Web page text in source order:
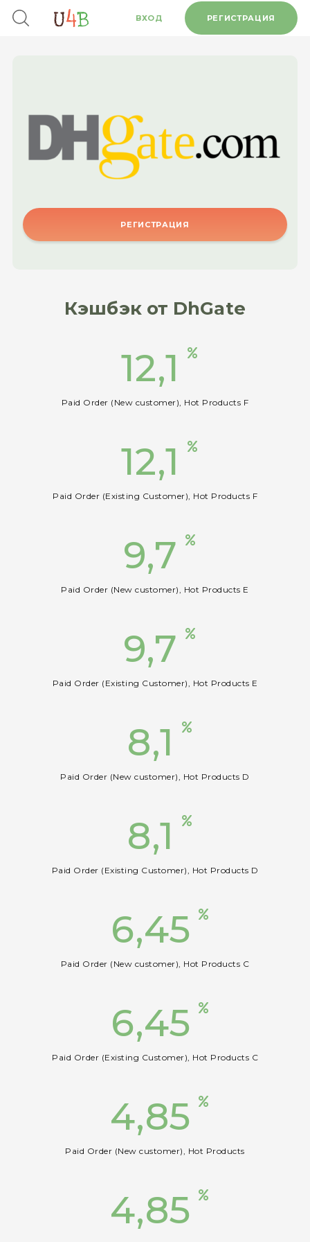
ВХОД РЕГИСТРАЦИЯ
РЕГИСТРАЦИЯ
Кэшбэк от DhGate
12,1
Paid Order (New customer), Hot Products F
12,1
Paid Order (Existing Customer), Hot Products F
9,7
Paid Order (New customer), Hot Products E
9,7
Paid Order (Existing Customer), Hot Products E
8,1
Paid Order (New customer), Hot Products D
8,1
Paid Order (Existing Customer), Hot Products D
6,45
Paid Order (New customer), Hot Products C
6,45
Paid Order (Existing Customer), Hot Products C
4,85
Paid Order (New customer), Hot Products
4,85